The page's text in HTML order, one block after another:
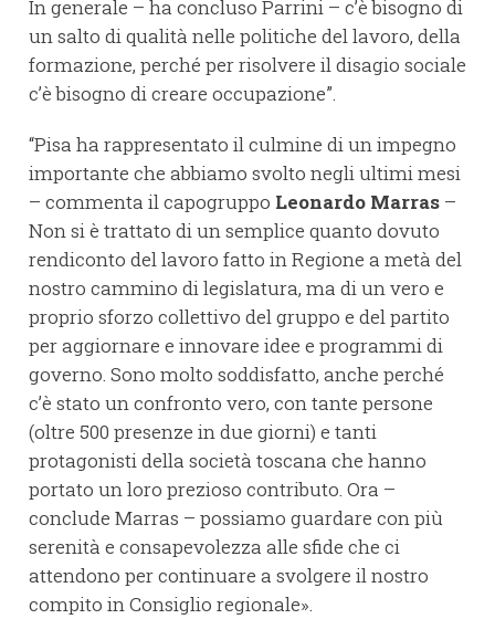
In generale – ha concluso Parrini – c’è bisogno di
un salto di qualità nelle politiche del lavoro, della
formazione, perché per risolvere il disagio sociale
c’è bisogno di creare occupazione”.
“Pisa ha rappresentato il culmine di un impegno
importante che abbiamo svolto negli ultimi mesi
– commenta il capogruppo Leonardo Marras –
Non si è trattato di un semplice quanto dovuto
rendiconto del lavoro fatto in Regione a metà del
nostro cammino di legislatura, ma di un vero e
proprio sforzo collettivo del gruppo e del partito
per aggiornare e innovare idee e programmi di
governo. Sono molto soddisfatto, anche perché
c’è stato un confronto vero, con tante persone
(oltre 500 presenze in due giorni) e tanti
protagonisti della società toscana che hanno
portato un loro prezioso contributo. Ora –
conclude Marras – possiamo guardare con più
serenità e consapevolezza alle sfide che ci
attendono per continuare a svolgere il nostro
compito in Consiglio regionale».